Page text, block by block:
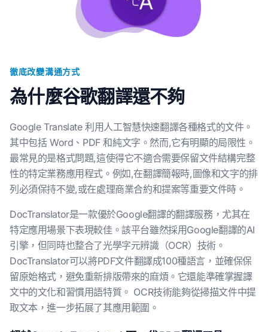
徹底改變溝通方式
為什麼谷歌翻譯還不夠
Google Translate 利用人工智慧快速翻譯各種格式的文件。
其中包括 Word、PDF 和純文字。然而,它有明顯的局限性。
最常見的是格式問題,這使得它不適合需要保留文件結構完整
性的特定業務應用程式。例如,在翻譯簡報時,圖像和文字的排
列必須保持不變,或在處理商業合約和提案等重要文件時。
DocTranslator是一款優於Google翻譯的翻譯服務，尤其在
特定應用場景下表現較佳。該平台雖然採用Google翻譯的AI
引擎，但同時也整合了光學字元辨識（OCR）技術。
DocTranslator可以將PDF文件翻譯成100種語言，並確保保
留原始格式，避免重新排版帶來的麻煩。它還能準確掌握譯
文中的文化和習慣用語特質。 OCR技術能夠從掃描文件中提
取文本，進一步拓展了其應用範圍。